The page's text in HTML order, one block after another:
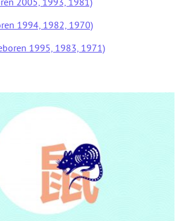
1994, 1982, 1970)
1995, 1983, 1971)